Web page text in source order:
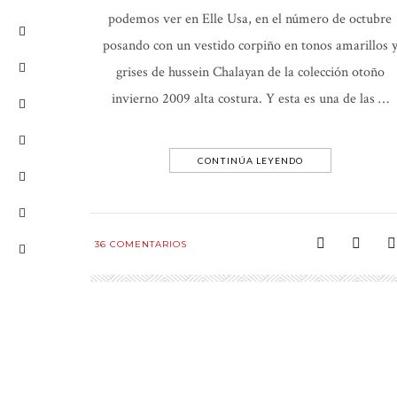
podemos ver en Elle Usa, en el número de octubre
posando con un vestido corpiño en tonos amarillos y
grises de hussein Chalayan de la colección otoño
invierno 2009 alta costura. Y esta es una de las …
CONTINÚA LEYENDO
36 COMENTARIOS